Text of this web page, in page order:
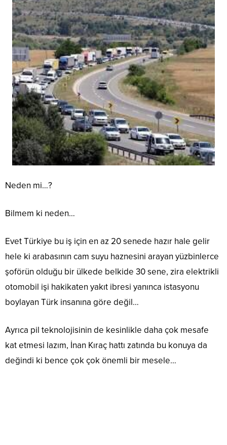
Neden mi…?
Bilmem ki neden…
Evet Türkiye bu iş için en az 20 senede hazır hale gelir
hele ki arabasının cam suyu haznesini arayan yüzbinlerce
şoförün olduğu bir ülkede belkide 30 sene, zira elektrikli
otomobil işi hakikaten yakıt ibresi yanınca istasyonu
boylayan Türk insanına göre değil…
Ayrıca pil teknolojisinin de kesinlikle daha çok mesafe
kat etmesi lazım, İnan Kıraç hattı zatında bu konuya da
değindi ki bence çok çok önemli bir mesele…